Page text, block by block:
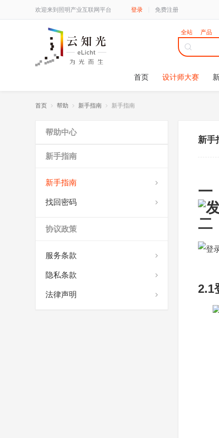
欢迎来到照明产业互联网平台 登录 免费注册
全站 产品
首页 设计师大赛
首页 帮助 新手指南 新手指南
帮助中心
新手指南
新手指南
找回密码
协议政策
服务条款
隐私条款
法律声明
新手
一
二
2.1